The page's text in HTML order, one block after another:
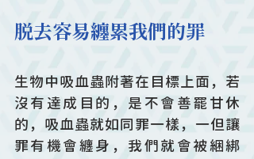
脱去容易纏累我們的罪
生物中吸血蟲附著在目標上面，若
沒有達成目的，是不會善罷甘休
的，吸血蟲就如同罪一樣，一但讓
罪有機會纏身，我們就會被綑綁